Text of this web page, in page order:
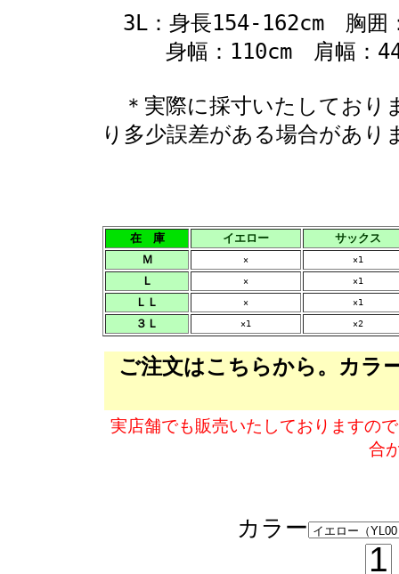
3L：身長154-162cm 胸囲
身幅：110cm 肩幅：
＊実際に採寸いたしており
り多少誤差がある場合があり
在 庫 イエロー
サックス
Ｍ
× ×1
Ｌ × ×1
ＬＬ × ×1
３Ｌ ×1 ×2
ご注文はこちらから。カラ
実店舗でも販売いたしておりますの
合
カラー